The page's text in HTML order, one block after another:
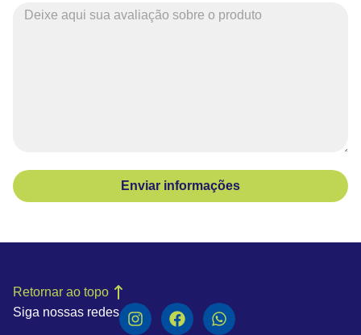
Enviar informações
Siga nossas redes
Retornar ao topo